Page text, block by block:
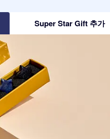
Super Star Gift 추가